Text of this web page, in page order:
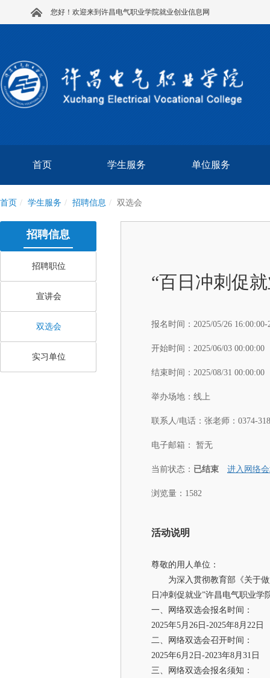
您好！欢迎来到许昌电气职业学院就业创业信息网
首页 学生服务 单位服务
首页 学生服务 招聘信息 双选会
招聘信息
招聘职位
宣讲会
双选会
实习单位
“百日冲刺促
报名时间： 2025/05/26
开始时间： 2025/06/03 00:00:00
结束时间： 2025/08/31 00:00:00
举办场地： 线上
联系人/电话： 张老师：0374-
电子邮箱： 暂无
当前状态： 已结束 进入网络
浏览量：1582
活动说明
尊敬的用人单位：
为深入贯彻教育部《关于做
日冲刺促就业”许昌电气职业
一、网络双选会报名时间：
2025年5月26日-2025年8月22日
二、网络双选会召开时间：
2025年6月2日-2023年8月31日
三、网络双选会报名须知：